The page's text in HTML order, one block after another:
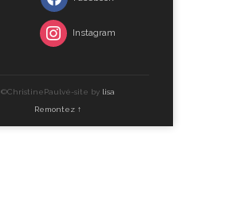
Instagram
©ChristinePaulvé-site by lisa
Remontez ↑